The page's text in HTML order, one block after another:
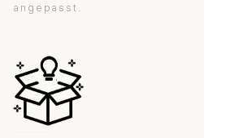
angepasst.